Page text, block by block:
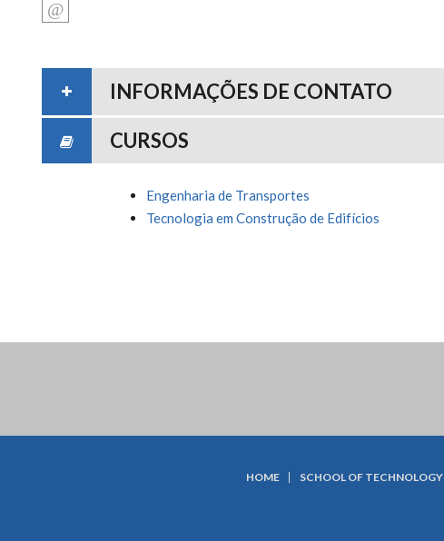
INFORMAÇÕES DE CONTATO
CURSOS
Engenharia de Transportes
Tecnologia em Construção de Edifícios
HOME SCHOOL OF TECHNOLOGY